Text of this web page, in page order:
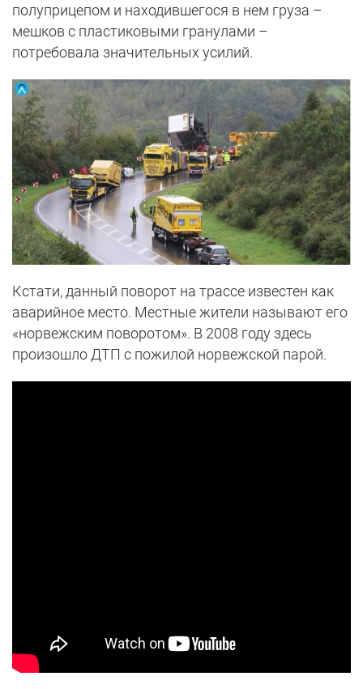
полуприцепом и находившегося в нем груза –
мешков с пластиковыми гранулами –
потребовала значительных усилий.
Кстати, данный поворот на трассе известен как
аварийное место. Местные жители называют его
«норвежским поворотом». В 2008 году здесь
произошло ДТП с пожилой норвежской парой.